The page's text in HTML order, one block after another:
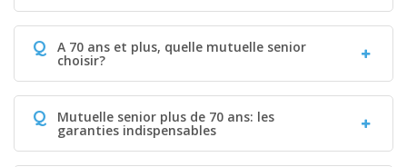
Q A 70 ans et plus, quelle mutuelle senior
choisir?
Q Mutuelle senior plus de 70 ans: les
garanties indispensables